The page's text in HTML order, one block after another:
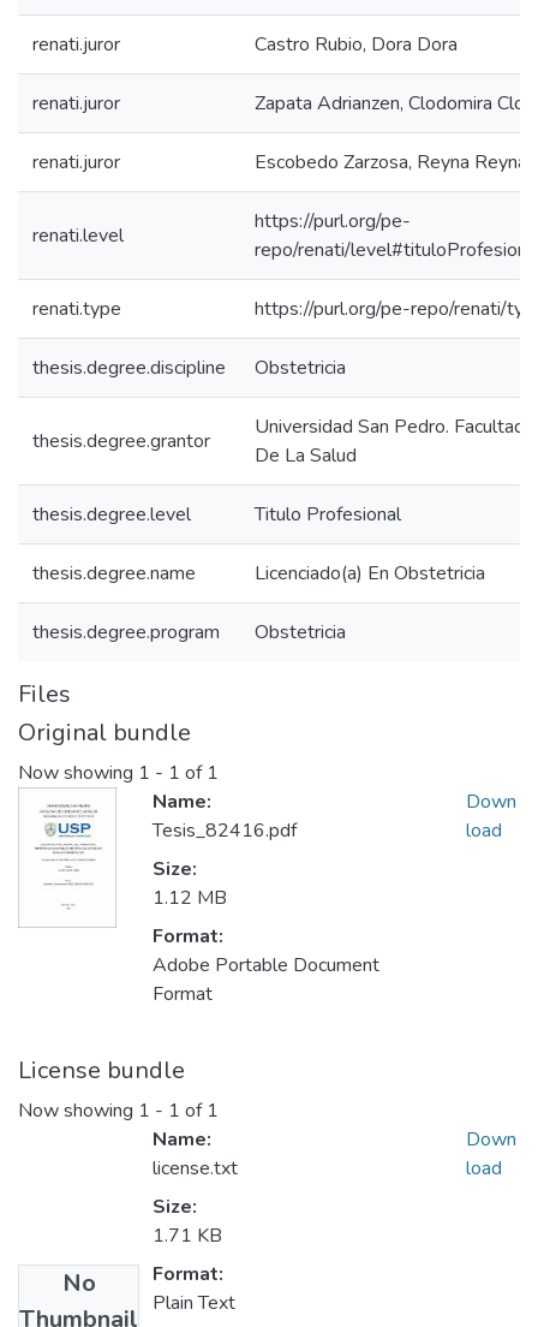
renati.juror Castro Rubio, Dora Dora
renati.juror Zapata Adrianzen, Clodomira
renati.juror Escobedo Zarzosa, Reyna Reyna
renati.level
https://purl.org/pe-
repo/renati/
renati.type https://purl.org/pe-repo/renati/
thesis.degree.discipline Obstetricia
thesis.degree.grantor
Universidad San Pedro. Facultad
De La Salud
thesis.degree.level Titulo Profesional
thesis.degree.name Licenciado(a) En Obstetricia
thesis.degree.program Obstetricia
Files
Original bundle
Now showing 1 - 1 of 1
Name:
Tesis_82416.pdf
Size:
1.12 MB
Format:
Adobe Portable Document
Format
Down
load
License bundle
Now showing 1 - 1 of 1
No
Thumbnail
Name:
license.txt
Size:
1.71 KB
Format:
Plain Text
Down
load